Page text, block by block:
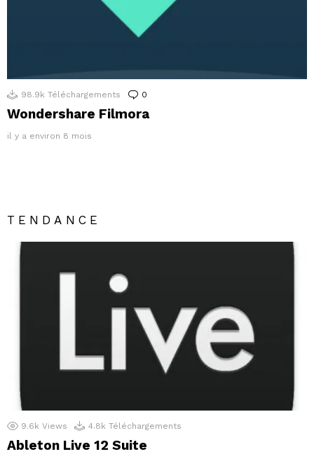
98.9k Téléchargements 0
Wondershare Filmora
il y a environ 8 mois
TENDANCE
9.6k Views 4.8k Téléchargements
Ableton Live 12 Suite